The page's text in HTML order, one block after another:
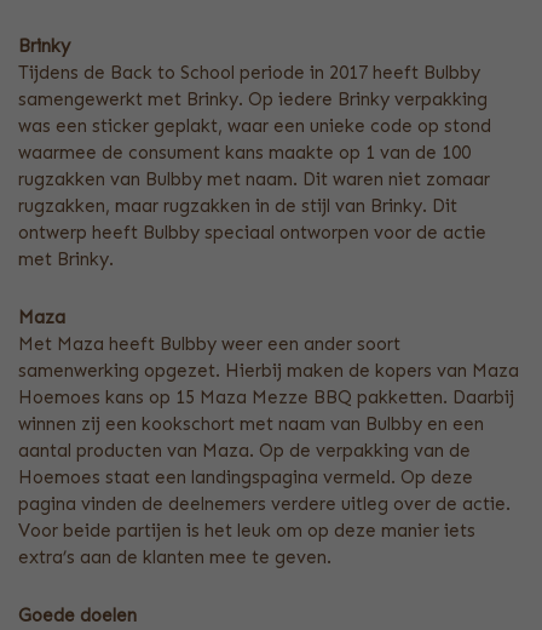
Brinky
Tijdens de Back to School periode in 2017 heeft Bulbby
samengewerkt met Brinky. Op iedere Brinky verpakking
was een sticker geplakt, waar een unieke code op stond
waarmee de consument kans maakte op 1 van de 100
rugzakken van Bulbby met naam. Dit waren niet zomaar
rugzakken, maar rugzakken in de stijl van Brinky. Dit
ontwerp heeft Bulbby speciaal ontworpen voor de actie
met Brinky.
Maza
Met Maza heeft Bulbby weer een ander soort
samenwerking opgezet. Hierbij maken de kopers van Maza
Hoemoes kans op 15 Maza Mezze BBQ pakketten. Daarbij
winnen zij een kookschort met naam van Bulbby en een
aantal producten van Maza. Op de verpakking van de
Hoemoes staat een landingspagina vermeld. Op deze
pagina vinden de deelnemers verdere uitleg over de actie.
Voor beide partijen is het leuk om op deze manier iets
extra’s aan de klanten mee te geven.
Goede doelen